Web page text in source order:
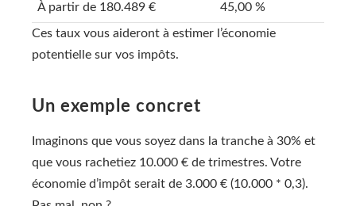
À partir de 180.489 € 45,00 %
Ces taux vous aideront à estimer l’économie
potentielle sur vos impôts.
Un exemple concret
Imaginons que vous soyez dans la tranche à 30% et
que vous rachetiez 10.000 € de trimestres. Votre
économie d’impôt serait de 3.000 € (10.000 * 0,3).